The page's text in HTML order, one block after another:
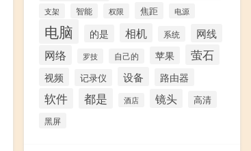
支架 智能 权限 焦距 电源
电脑 的是 相机 系统 网线
网络 罗技 自己的 苹果 萤石
视频 记录仪 设备 路由器
软件 都是 酒店 镜头 高清
黑屏